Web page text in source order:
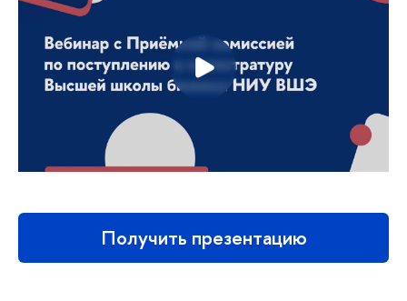
Получить презентацию